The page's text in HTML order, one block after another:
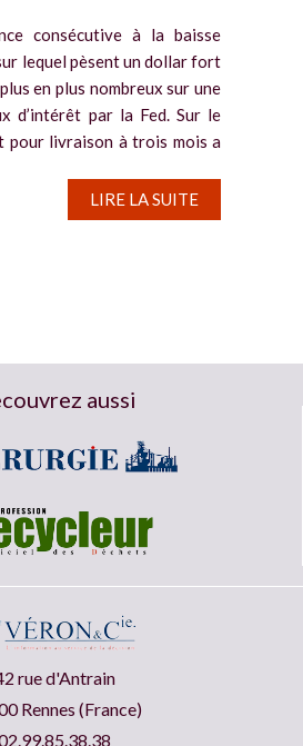
consécutive à la baisse
lequel pèsent un dollar fort
en plus nombreux sur une
d’intérêt par la Fed. Sur le
pour livraison à trois mois a
LIRE LA SUITE
aussi
rue d'Antrain
Rennes (France)